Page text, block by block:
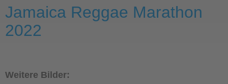
Jamaica Reggae Marathon
2022
Weitere Bilder: